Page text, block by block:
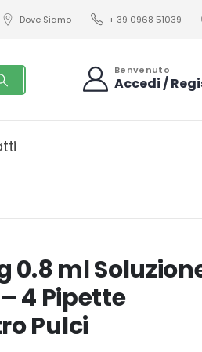
Dove Siamo + 39 0968 51039
Benvenuto
Accedi /
ml
4 Pipette
Pulci